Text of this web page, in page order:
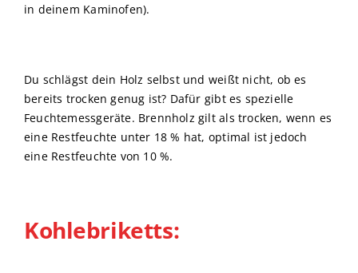
in deinem Kaminofen).
Du schlägst dein Holz selbst und weißt nicht, ob es
bereits trocken genug ist? Dafür gibt es spezielle
Feuchtemessgeräte. Brennholz gilt als trocken, wenn es
eine Restfeuchte unter 18 % hat, optimal ist jedoch
eine Restfeuchte von 10 %.
Kohlebriketts: